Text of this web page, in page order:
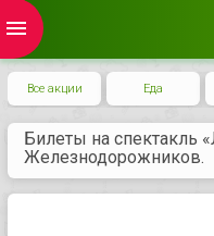
menu
Все акции Еда
Билеты на спектакль
Железнодорожников.